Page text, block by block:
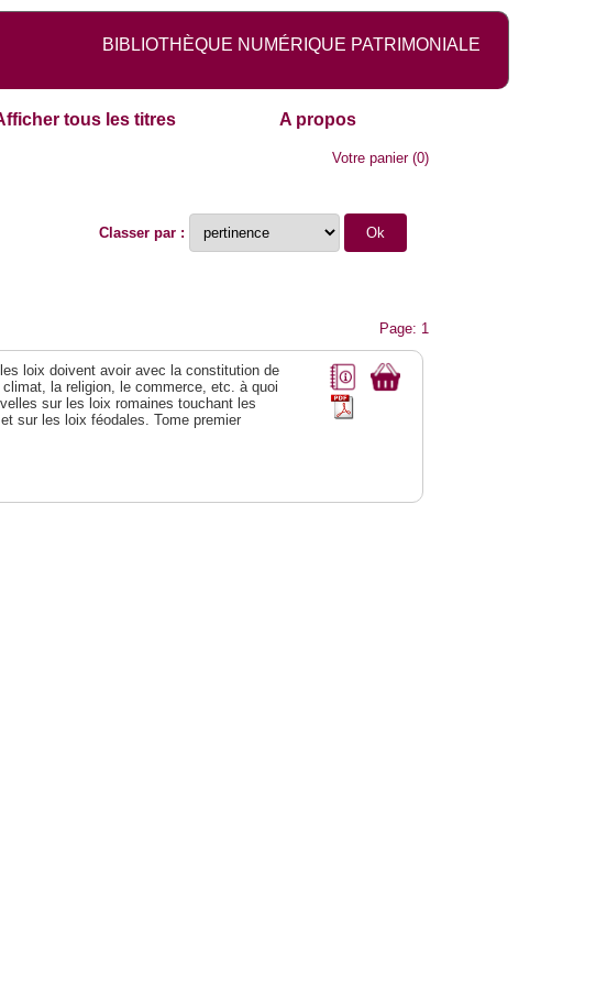
BIBLIOTHÈQUE NUMÉRIQUE PATRIMONIALE
tous les titres A propos
Votre panier(0)
Classer par :
Page: 1
loix doivent avoir avec la constitution de
la religion, le commerce, etc. à quoi
sur les loix romaines touchant les
sur les loix féodales. Tome premier